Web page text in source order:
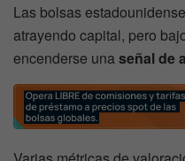
Las bolsas
atrayendo capital, pero
encenderse unaseñal de